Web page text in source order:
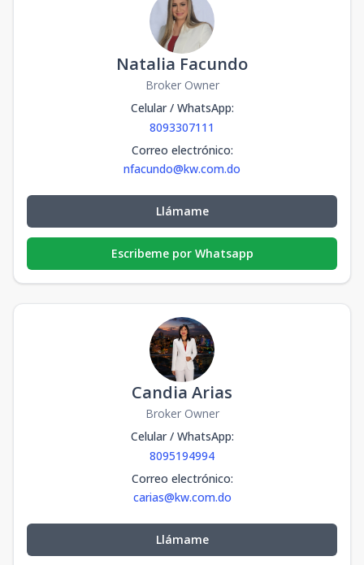
Natalia Facundo
Broker Owner
Celular / WhatsApp:
8093307111
Correo electrónico:
nfacundo@kw.com.do
Llámame
Escribeme por Whatsapp
Candia Arias
Broker Owner
Celular / WhatsApp:
8095194994
Correo electrónico:
carias@kw.com.do
Llámame